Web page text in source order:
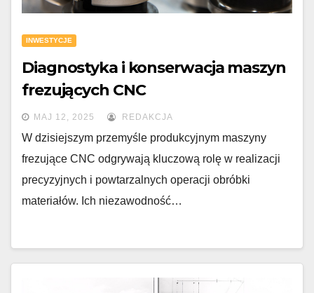
INWESTYCJE
Diagnostyka i konserwacja maszyn
frezujących CNC
MAJ 12, 2025 REDAKCJA
W dzisiejszym przemyśle produkcyjnym maszyny
frezujące CNC odgrywają kluczową rolę w realizacji
precyzyjnych i powtarzalnych operacji obróbki
materiałów. Ich niezawodność…